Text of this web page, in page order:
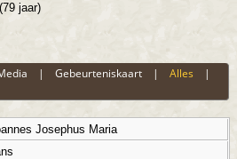
jaar)
|Gebeurteniskaart |Alles |
Josephus Maria